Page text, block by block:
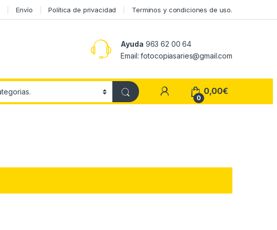
Envío Política de privacidad Terminos y condiciones de uso.
Ayuda 963 62 00 64
Email: fotocopiasaries@gmail.com
My Account
0
0,00€